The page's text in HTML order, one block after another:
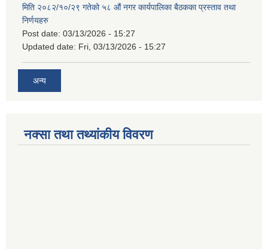
मिति २०८२/१०/२९ गतेको ५८ औं नगर कार्यपालिका बैठकका प्रस्ताव तथा
निर्णयहरु
Post date: 03/13/2026 - 15:27
Updated date: Fri, 03/13/2026 - 15:27
अन्य
नक्सा तथा तथ्यांकीय विवरण